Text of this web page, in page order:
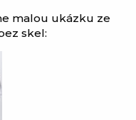
malou ukázku ze
skel: